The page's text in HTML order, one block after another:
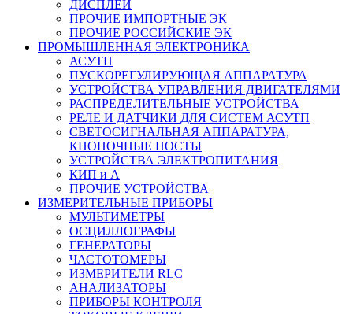
ДИСПЛЕИ
ПРОЧИЕ ИМПОРТНЫЕ ЭК
ПРОЧИЕ РОССИЙСКИЕ ЭК
ПРОМЫШЛЕННАЯ ЭЛЕКТРОНИКА
АСУТП
ПУСКОРЕГУЛИРУЮЩАЯ АППАРАТУРА
УСТРОЙСТВА УПРАВЛЕНИЯ ДВИГАТЕЛЯМИ
РАСПРЕДЕЛИТЕЛЬНЫЕ УСТРОЙСТВА
РЕЛЕ И ДАТЧИКИ ДЛЯ СИСТЕМ АСУТП
СВЕТОСИГНАЛЬНАЯ АППАРАТУРА,
КНОПОЧНЫЕ ПОСТЫ
УСТРОЙСТВА ЭЛЕКТРОПИТАНИЯ
КИП и А
ПРОЧИЕ УСТРОЙСТВА
ИЗМЕРИТЕЛЬНЫЕ ПРИБОРЫ
МУЛЬТИМЕТРЫ
ОСЦИЛЛОГРАФЫ
ГЕНЕРАТОРЫ
ЧАСТОТОМЕРЫ
ИЗМЕРИТЕЛИ RLC
АНАЛИЗАТОРЫ
ПРИБОРЫ КОНТРОЛЯ